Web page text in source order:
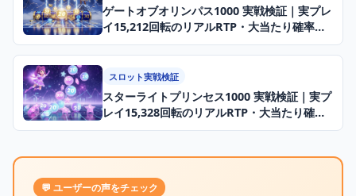
ゲートオブオリンパス1000 実戦検証｜実プレ
イ15,212回転のリアルRTP・大当たり確率デ
ータ【2026年】
スロット実戦検証
スターライトプリンセス1000 実戦検証｜実プ
レイ15,328回転のリアルRTP・大当たり確率
データ【2026年】
💬 ユーザーの声をチェック